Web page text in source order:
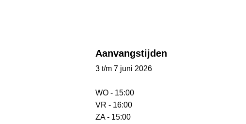
Aanvangstijden
3 t/m 7 juni 2026
WO - 15:00
VR - 16:00
ZA - 15:00